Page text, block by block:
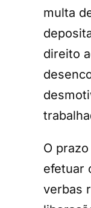
multa
direito
O
efetuar
verbas